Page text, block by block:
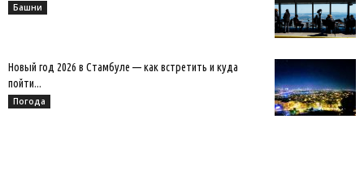
Башни
Новый год 2026 в Стамбуле — как встретить и куда
пойти...
Погода